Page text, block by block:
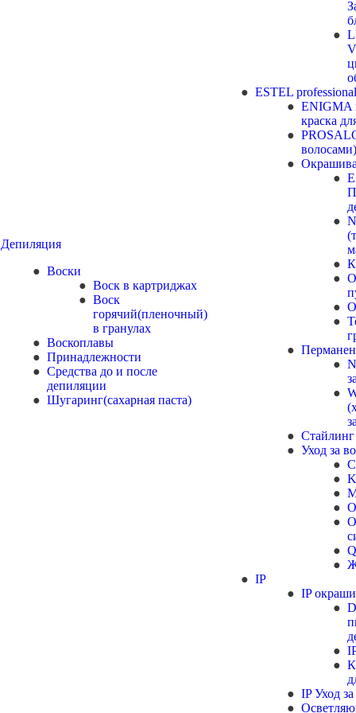
Депиляция
Воски
Воск в картриджах
Воск
горячий(пленочный)
в гранулах
Воскоплавы
Принадлежности
Средства до и после
депиляции
Шугаринг(сахарная паста)
ESTEL professional
ENIGMA
краска
волосами)
Уход за
IP
IP
IP Уход